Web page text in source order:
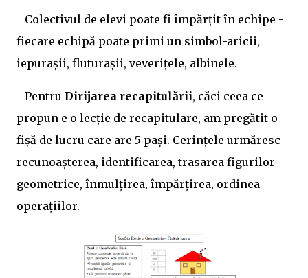
Colectivul de elevi poate fi împărțit în echipe -
fiecare echipă poate primi un simbol-aricii,
iepurașii, fluturașii, veverițele, albinele.
Pentru Dirijarea recapitulării, căci ceea ce
propun e o lecție de recapitulare, am pregătit o
fișă de lucru care are 5 pași. Cerințele urmăresc
recunoașterea, identificarea, trasarea figurilor
geometrice, înmulțirea, împărțirea, ordinea
operațiilor.